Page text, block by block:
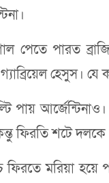
পারত
হেসুস।
পায়
ফিরতি শটে
মরিয়া হয়ে